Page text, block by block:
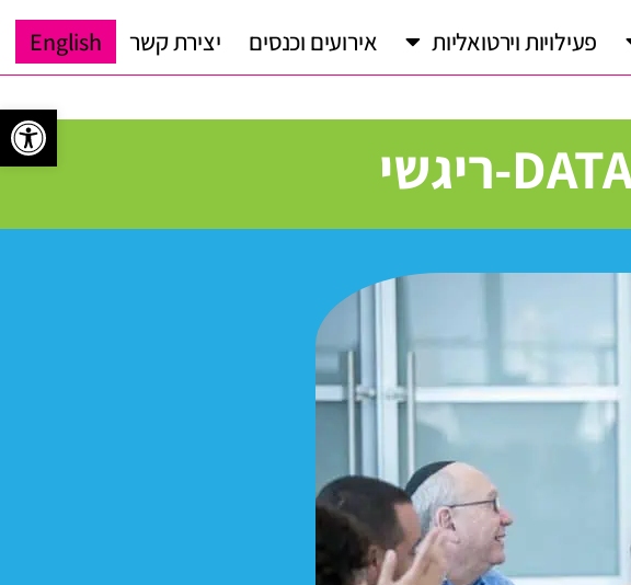
פעילויות וירטואליות אירועים וכנסים יצירת קשר English